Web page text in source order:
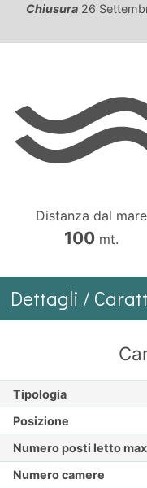
Chiusura 26
Distanza dal mare
100mt.
Dettagli /
Tipologia
Posizione
Numero posti letto
Numero camere